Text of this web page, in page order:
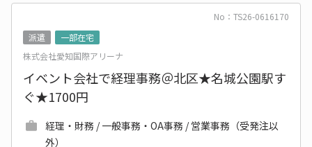
No：TS26-0616170
派遣
一部在宅
株式会社愛知国際アリーナ
イベント会社で経理事務＠北区★名城公園駅す
ぐ★1700円
経理・財務 / 一般事務・OA事務 / 営業事務（受発注以
外）